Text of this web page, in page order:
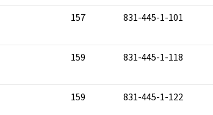
157 831-445-1-101
159 831-445-1-118
159 831-445-1-122